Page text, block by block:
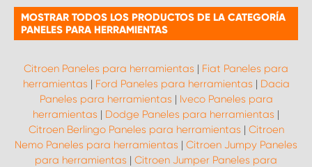
MOSTRAR TODOS LOS PRODUCTOS DE LA CATEGORÍA
PANELES PARA HERRAMIENTAS
Citroen Paneles para herramientas | Fiat Paneles para
herramientas | Ford Paneles para herramientas | Dacia
Paneles para herramientas | Iveco Paneles para
herramientas | Dodge Paneles para herramientas |
Citroen Berlingo Paneles para herramientas | Citroen
Nemo Paneles para herramientas | Citroen Jumpy Paneles
para herramientas | Citroen Jumper Paneles para